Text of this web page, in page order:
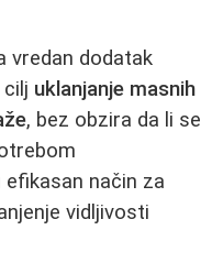
vredan dodatak
uklanjanje masnih
, bez obzira da li se
način za
vidljivosti